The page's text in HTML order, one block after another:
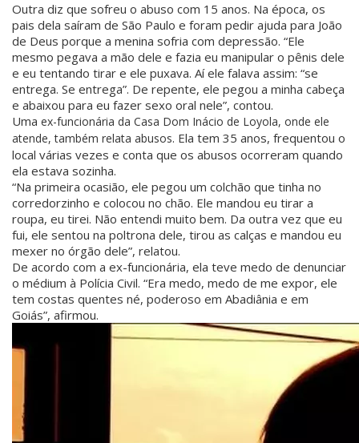
Outra diz que sofreu o abuso com 15 anos. Na época, os
pais dela saíram de São Paulo e foram pedir ajuda para João
de Deus porque a menina sofria com depressão. “Ele
mesmo pegava a mão dele e fazia eu manipular o pênis dele
e eu tentando tirar e ele puxava. Aí ele falava assim: “se
entrega. Se entrega”. De repente, ele pegou a minha cabeça
e abaixou para eu fazer sexo oral nele”, contou.
Uma ex-funcionária da Casa Dom Inácio de Loyola, onde ele
atende, também relata abusos. Ela tem 35 anos, frequentou o
local várias vezes e conta que os abusos ocorreram quando
ela estava sozinha.
“Na primeira ocasião, ele pegou um colchão que tinha no
corredorzinho e colocou no chão. Ele mandou eu tirar a
roupa, eu tirei. Não entendi muito bem. Da outra vez que eu
fui, ele sentou na poltrona dele, tirou as calças e mandou eu
mexer no órgão dele”, relatou.
De acordo com a ex-funcionária, ela teve medo de denunciar
o médium à Polícia Civil. “Era medo, medo de me expor, ele
tem costas quentes né, poderoso em Abadiânia e em
Goiás”, afirmou.